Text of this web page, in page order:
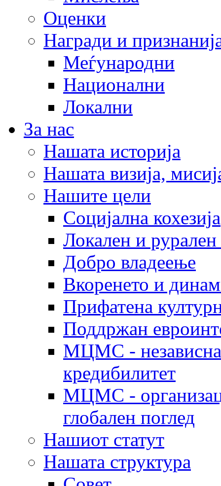
Оценки
Награди и
Меѓународни
Национални
Локални
За нас
Нашата историја
Нашата визија,
Нашите цели
Социјална кохезија
Локален и рурален
Добро владеење
Вкоренето и
Прифатена
Поддржан
МЦМС - независна
кредибилитет
МЦМС -
глобален поглед
Нашиот статут
Нашата структура